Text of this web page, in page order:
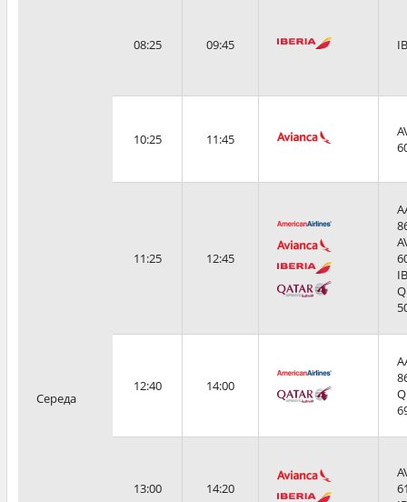
Середа
08:25 09:45
10:25 11:45
11:25 12:45
12:40 14:00
13:00 14:20